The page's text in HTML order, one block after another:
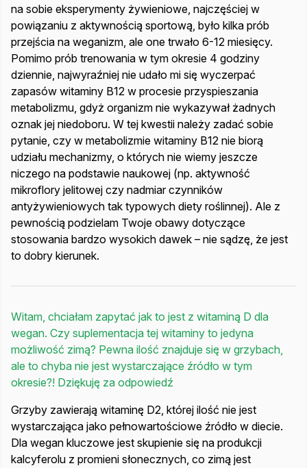
na sobie eksperymenty żywieniowe, najczęściej w
powiązaniu z aktywnością sportową, było kilka prób
przejścia na weganizm, ale one trwało 6-12 miesięcy.
Pomimo prób trenowania w tym okresie 4 godziny
dziennie, najwyraźniej nie udało mi się wyczerpać
zapasów witaminy B12 w procesie przyspieszania
metabolizmu, gdyż organizm nie wykazywał żadnych
oznak jej niedoboru. W tej kwestii należy zadać sobie
pytanie, czy w metabolizmie witaminy B12 nie biorą
udziału mechanizmy, o których nie wiemy jeszcze
niczego na podstawie naukowej (np. aktywność
mikroflory jelitowej czy nadmiar czynników
antyżywieniowych tak typowych diety roślinnej). Ale z
pewnością podzielam Twoje obawy dotyczące
stosowania bardzo wysokich dawek – nie sądzę, że jest
to dobry kierunek.
Witam, chciałam zapytać jak to jest z witaminą D dla
wegan. Czy suplementacja tej witaminy to jedyna
możliwość zimą? Pewna ilość znajduje się w grzybach,
ale to chyba nie jest wystarczające źródło w tym
okresie?! Dziękuję za odpowiedź
Grzyby zawierają witaminę D2, której ilość nie jest
wystarczająca jako pełnowartościowe źródło w diecie.
Dla wegan kluczowe jest skupienie się na produkcji
kalcyferolu z promieni słonecznych, co zimą jest